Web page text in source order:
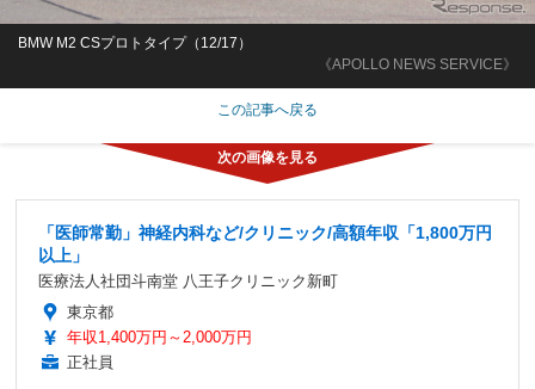
《APOLLO NEWS SERVICE》
BMW M2 CSプロトタイプ（12/17）
この記事へ戻る
「医師常勤」神経内科など/クリニック/高額年収「1,800万円
以上」
医療法人社団斗南堂 八王子クリニック新町
東京都
年収1,400万円～2,000万円
正社員